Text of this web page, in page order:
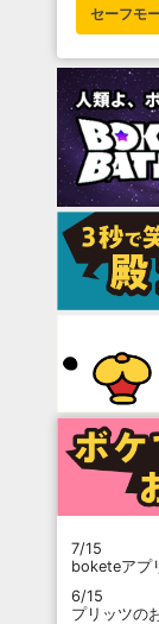
セーフモ
7/15
boketeアプ
6/15
プリッツの